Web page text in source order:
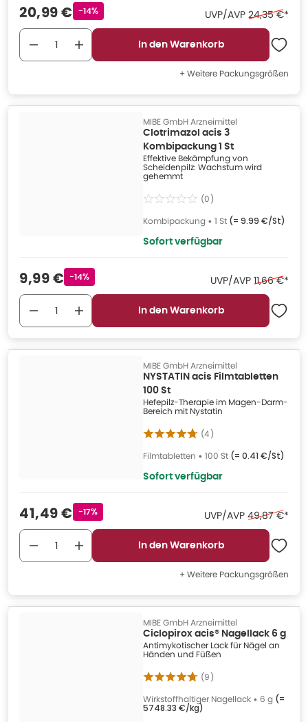
Verkaufspreis
20,99 € Rabattstempel
-14% UVP/AVP Ehemaliger
24,35 €*
In den Warenkorb
+ Weitere Packungsgrößen
MIBE GmbH Arzneimittel
Clotrimazol acis 3
Kombipackung 1 St
Effektive Bekämpfung von
Scheidenpilz: Wachstum wird
gehemmt
(0)
Kombipackung • 1 St (= 9.99 €/St)
Sofort verfügbar
Verkaufspreis
9,99 €Rabattstempel
-14% UVP/AVP Ehemaliger
11,66 €*
In den Warenkorb
MIBE GmbH Arzneimittel
NYSTATIN acis Filmtabletten
100 St
Hefepilz-Therapie im Magen-Darm-
Bereich mit Nystatin
(4)
Filmtabletten • 100 St (= 0.41 €/St)
Sofort verfügbar
Verkaufspreis
41,49 € Rabattstempel
-17% UVP/AVP Ehemaliger
49,87 €*
In den Warenkorb
+ Weitere Packungsgrößen
MIBE GmbH Arzneimittel
Ciclopirox acis® Nagellack 6 g
Antimykotischer Lack für Nägel an
Händen und Füßen
(9)
Wirkstoffhaltiger Nagellack • 6 g (=
5748.33 €/kg)